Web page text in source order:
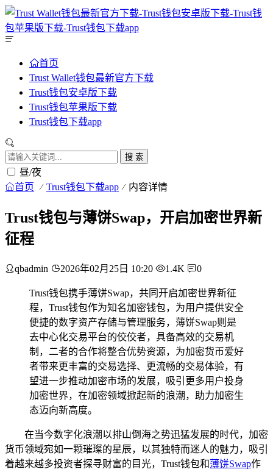
首页
Trust Wallet钱包最新官方下载
Trust钱包安卓版下载
Trust钱包苹果版下载
Trust钱包下载app
搜 索
昼/夜
首页 Trust钱包下载app 内容详情
Trust钱包与薄饼Swap，开启加密世界新
征程
qbadmin 2026年02月25日 10:20 1.4K 0
Trust钱包携手薄饼Swap，共同开启加密世界新征
程，Trust钱包作为知名加密钱包，为用户提供安全
便捷的数字资产存储与管理服务，薄饼Swap则是
去中心化交易平台的佼佼者，具备高效的交易机
制，二者的合作将整合优势资源，为加密货币爱好
者带来更丰富的交易选择、更流畅的交易体验，有
望进一步推动加密市场的发展，吸引更多用户投身
加密世界，在加密领域掀起新的浪潮，助力加密生
态迈向新高度。
在当今数字化浪潮以排山倒海之势迅猛发展的时代，加密
货币领域宛如一颗璀璨的星辰，以其独特而迷人的魅力，吸引
着越来越多投资者探寻财富的目光，Trust钱包和薄饼Swap作